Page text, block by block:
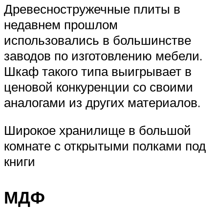
Древесностружечные плиты в
недавнем прошлом
использовались в большинстве
заводов по изготовлению мебели.
Шкаф такого типа выигрывает в
ценовой конкуренции со своими
аналогами из других материалов.
Широкое хранилище в большой
комнате с открытыми полками под
книги
МДФ